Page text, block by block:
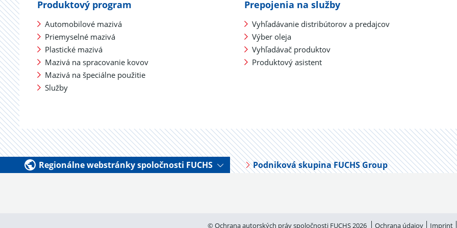
Produktový program
Automobilové mazivá
Priemyselné mazivá
Plastické mazivá
Mazivá na spracovanie kovov
Mazivá na špeciálne použitie
Služby
Prepojenia na služby
Vyhľadávanie distribútorov a predajcov
Výber oleja
Vyhľadávač produktov
Produktový asistent
Regionálne webstránky spoločnosti FUCHS Podniková skupina FUCHS Group
© Ochrana autorských práv spoločnosti FUCHS 2026 Ochrana údajov Imprint